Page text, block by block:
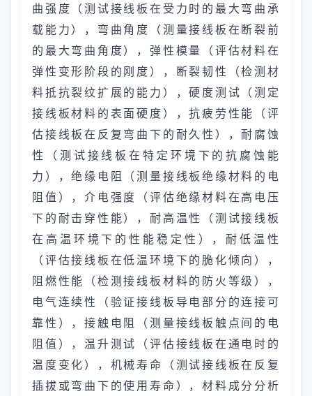
曲强度（测试接线板在受力时的最大弯曲承
载能力），弯曲角度（测量接线板在断裂前
的最大弯曲角度），弹性模量（评估材料在
弹性变形阶段的刚度），断裂韧性（检测材
料抵抗裂纹扩展的能力），硬度测试（测定
接线板材料的表面硬度），抗疲劳性能（评
估接线板在反复弯曲下的耐久性），耐腐蚀
性（测试接线板在特定环境下的抗腐蚀能
力），绝缘电阻（测量接线板绝缘材料的电
阻值），介电强度（评估绝缘材料在高电压
下的耐击穿性能），耐高温性（测试接线板
在高温环境下的性能稳定性），耐低温性
（评估接线板在低温环境下的脆化倾向），
阻燃性能（检测接线板材料的防火等级），
电气连续性（验证接线板导电部分的连接可
靠性），接触电阻（测量接线板触点间的电
阻值），温升测试（评估接线板在通电时的
温度变化），机械寿命（测试接线板在反复
插拔或弯曲下的使用寿命），材料成分分析